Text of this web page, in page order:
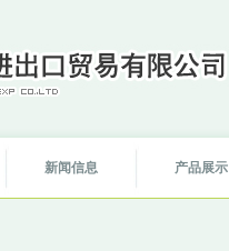
新闻信息 产品展示